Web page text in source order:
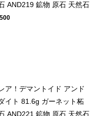
AND219 鉱物 原石 天然石
ア！デマントイド アンド
イト 81.6g ガーネット柘
AND221 鉱物 原石 天然石